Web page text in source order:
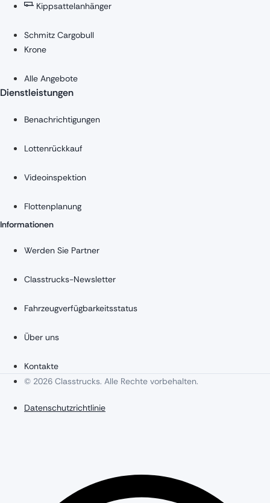
Kippsattelanhänger
Schmitz Cargobull
Krone
Alle Angebote
Dienstleistungen
Benachrichtigungen
Lottenrückkauf
Videoinspektion
Flottenplanung
Informationen
Werden Sie Partner
Classtrucks-Newsletter
Fahrzeugverfügbarkeitsstatus
Über uns
Kontakte
© 2026 Classtrucks. Alle Rechte vorbehalten.
Datenschutzrichtlinie